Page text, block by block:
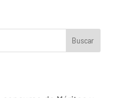
Buscar